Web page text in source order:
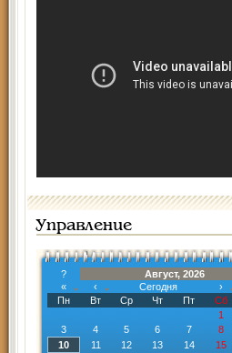
Управление
?
Август, 2026
«
‹ Сегодня ›
Пн
Вт Ср Чт Пт Сб
1
3
4 5 6 7 8
10
11 12 13 14 15